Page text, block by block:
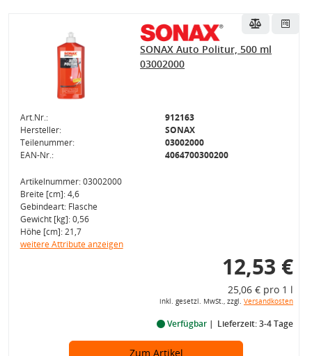
SONAX Auto Politur, 500 ml
03002000
Art.Nr.:
912163
Hersteller:
SONAX
Teilenummer:
03002000
EAN-Nr.:
4064700300200
Artikelnummer: 03002000
Breite [cm]: 4,6
Gebindeart: Flasche
Gewicht [kg]: 0,56
Höhe [cm]: 21,7
weitere Attribute anzeigen
12,53 €
25,06 € pro 1 l
inkl. gesetzl. MwSt., zzgl. Versandkosten
Verfügbar Lieferzeit: 3-4 Tage
Zum Artikel